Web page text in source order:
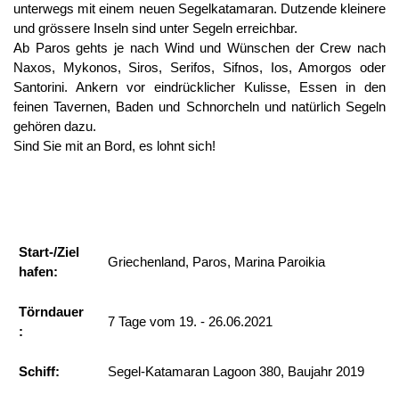
unterwegs mit einem neuen Segelkatamaran. Dutzende kleinere
und grössere Inseln sind unter Segeln erreichbar.
Ab Paros gehts je nach Wind und Wünschen der Crew nach
Naxos, Mykonos, Siros, Serifos, Sifnos, Ios, Amorgos oder
Santorini. Ankern vor eindrücklicher Kulisse, Essen in den
feinen Tavernen, Baden und Schnorcheln und natürlich Segeln
gehören dazu.
Sind Sie mit an Bord, es lohnt sich!
Start-/Ziel
hafen:
Griechenland, Paros, Marina Paroikia
Törndauer
:
7 Tage vom 19. - 26.06.2021
Schiff: Segel-Katamaran Lagoon 380, Baujahr 2019